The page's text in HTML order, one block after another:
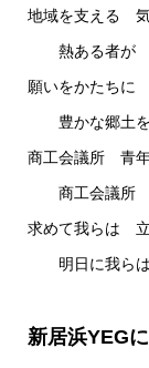
地域を支え
熱ある者が
願いをかた
豊かな郷土
商工会議
商工会議所
求めて我ら
明日に我ら
新居浜YEG